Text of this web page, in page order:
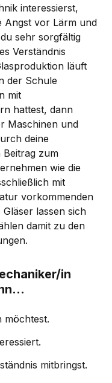
interessierst,
Angst vor Lärm und
sehr sorgfältig
Verständnis
läuft
der Schule
mit
hattest, dann
Maschinen und
deine
Beitrag zum
wie die
mit
vorkommenden
lassen sich
damit zu den
in
möchtest.
mitbringst.